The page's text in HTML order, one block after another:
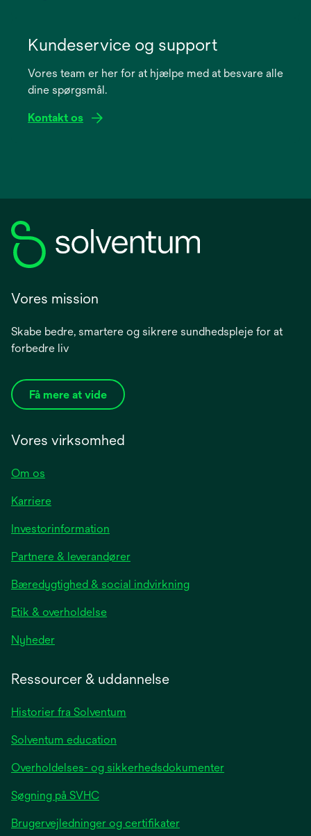
new
Kundeservice og support
Vores team er her for at hjælpe med at besvare alle
dine spørgsmål.
Kontakt os
Vores mission
Skabe bedre, smartere og sikrere sundhedspleje for at
forbedre liv
Få mere at vide
Vores virksomhed
Om os
Karriere
Investorinformation
a
new
Partnere & leverandører
Bæredygtighed & social indvirkning
Etik & overholdelse
Nyhederopens
tab
Ressourcer & uddannelse
Historier fra Solventum
Solventum education
Overholdelses- og sikkerhedsdokumenter
Søgning på SVHC
Brugervejledninger og certifikater